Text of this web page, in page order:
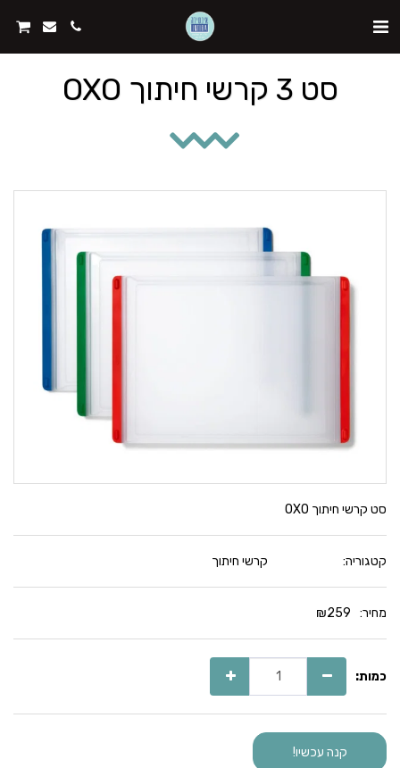
סט 3 קרשי חיתוך OXO
סט קרשי חיתוך OXO
קטגוריה: קרשי חיתוך
מחיר: ₪259
כמות:
קנה עכשיו!